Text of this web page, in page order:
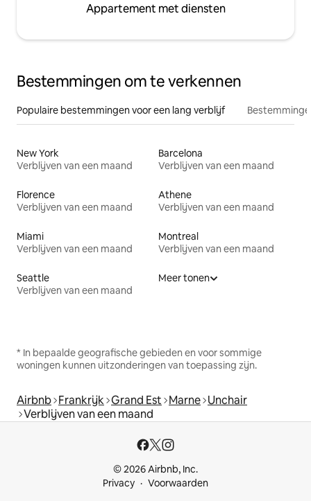
Appartement met diensten
Bestemmingen om te verkennen
Populaire bestemmingen voor een lang verblijf
New York
Verblijven van een maand
Barcelona
Verblijven van een maand
Florence
Verblijven van een maand
Athene
Verblijven van een maand
Miami
Verblijven van een maand
Montreal
Verblijven van een maand
Seattle
Verblijven van een maand
Meer tonen
* In bepaalde geografische gebieden en voor sommige
woningen kunnen uitzonderingen van toepassing zijn.
Airbnb Frankrijk Grand Est Marne Unchair
Verblijven van een maand
© 2026 Airbnb, Inc.
Privacy
Voorwaarden